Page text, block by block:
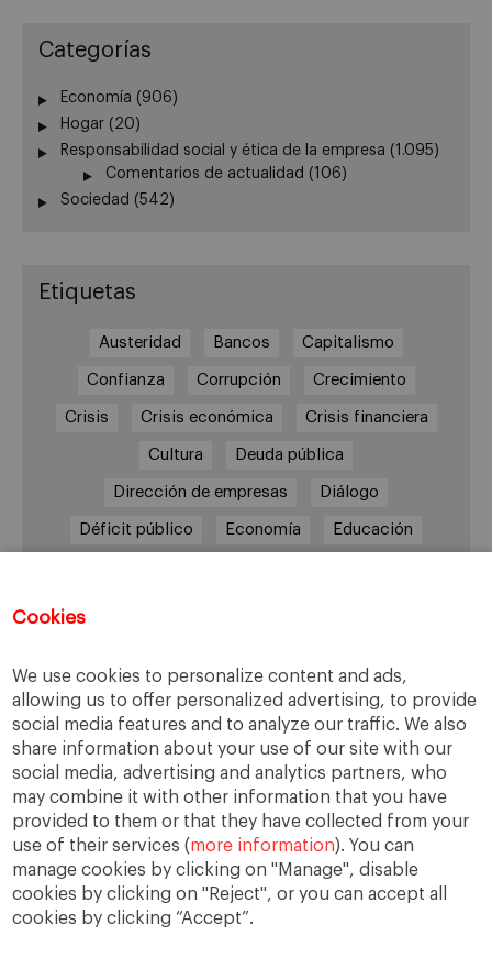
Cookies
We use cookies to personalize content and ads,
allowing us to offer personalized advertising, to provide
social media features and to analyze our traffic. We also
share information about your use of our site with our
social media, advertising and analytics partners, who
may combine it with other information that you have
provided to them or that they have collected from your
use of their services (more information). You can
manage cookies by clicking on "Manage", disable
cookies by clicking on "Reject", or you can accept all
cookies by clicking “Accept”.
Categorías
Economía (906)
Hogar (20)
Responsabilidad social y ética de la empresa (1.095)
Comentarios de actualidad (106)
Sociedad (542)
Etiquetas
Austeridad Bancos Capitalismo
Confianza Corrupción Crecimiento
Crisis Crisis económica Crisis financiera
Cultura Deuda pública
Dirección de empresas Diálogo
Déficit público Economía Educación
Política Recesión Recuperación
Reforma laboral Reformas responsabilidad
Responsabilidad social RSC RSE
Sindicatos Sistema financiero Sociedad
Sostenibilidad Trabajo Valores Virtudes
Ética Ética de la empresa